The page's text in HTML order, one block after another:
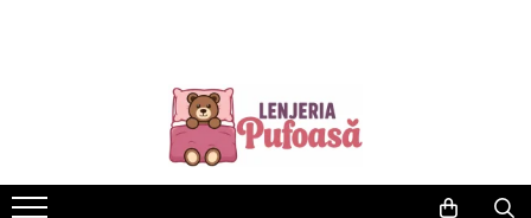
Lenjerii Pat Bumbac Tip Finet
Lenjerii Finet 5D
HUSE CANAPELE & FOTOLII
HUSE COLTAR